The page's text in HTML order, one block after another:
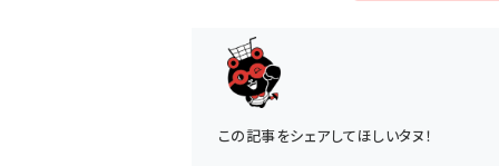
この記事をシェアしてほしいタヌ！